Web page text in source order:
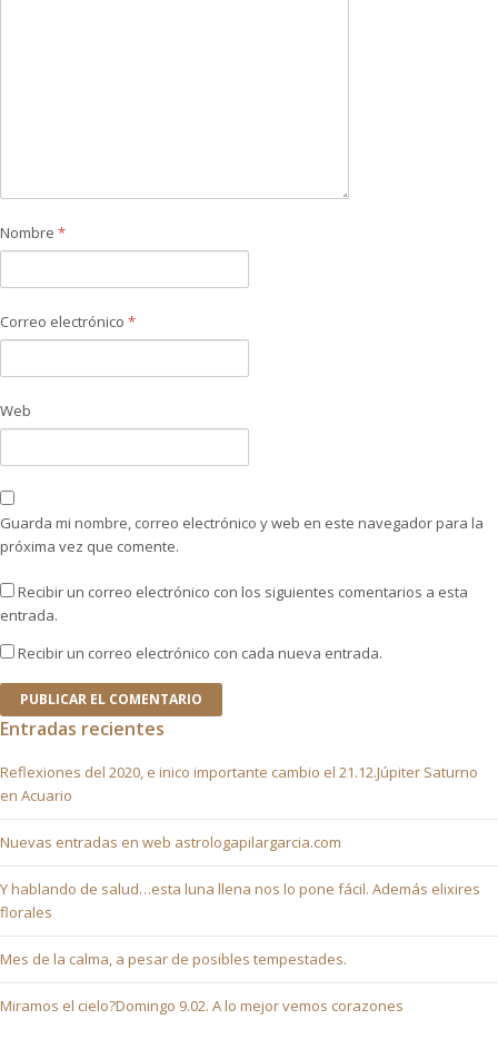
Nombre *
Correo electrónico *
Web
Guarda mi nombre, correo electrónico y web en este navegador para la
próxima vez que comente.
Recibir un correo electrónico con los siguientes comentarios a esta
entrada.
Recibir un correo electrónico con cada nueva entrada.
Entradas recientes
Reflexiones del 2020, e inico importante cambio el 21.12.Júpiter Saturno
en Acuario
Nuevas entradas en web astrologapilargarcia.com
Y hablando de salud…esta luna llena nos lo pone fácil. Además elixires
florales
Mes de la calma, a pesar de posibles tempestades.
Miramos el cielo?Domingo 9.02. A lo mejor vemos corazones